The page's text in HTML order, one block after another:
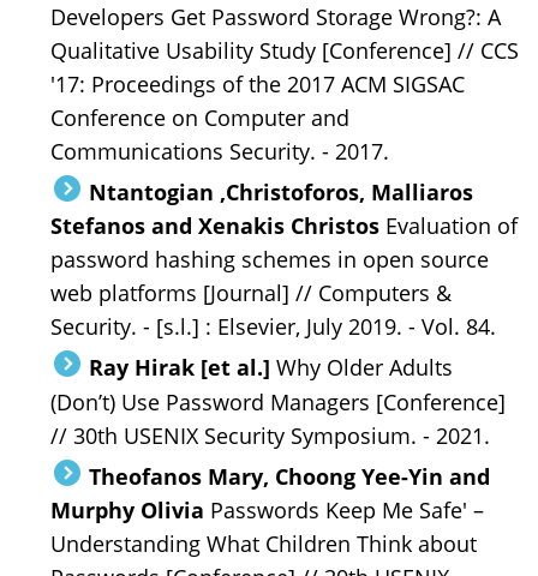
Developers Get Password Storage Wrong?: A
Qualitative Usability Study [Conference] // CCS
'17: Proceedings of the 2017 ACM SIGSAC
Conference on Computer and
Communications Security. - 2017.
Ntantogian ,Christoforos, Malliaros
Stefanos and Xenakis Christos Evaluation of
password hashing schemes in open source
web platforms [Journal] // Computers &
Security. - [s.l.] : Elsevier, July 2019. - Vol. 84.
Ray Hirak [et al.] Why Older Adults
(Don’t) Use Password Managers [Conference]
// 30th USENIX Security Symposium. - 2021.
Theofanos Mary, Choong Yee-Yin and
Murphy Olivia Passwords Keep Me Safe' –
Understanding What Children Think about